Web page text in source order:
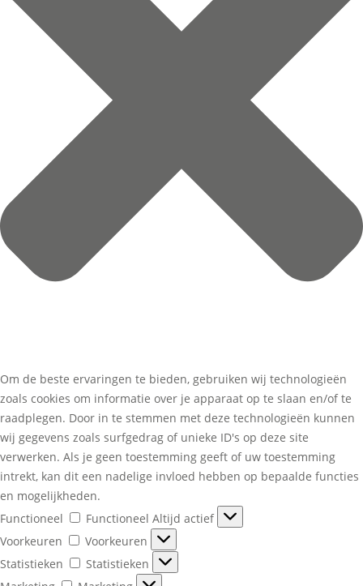
Om de beste ervaringen te bieden, gebruiken wij technologieën
zoals cookies om informatie over je apparaat op te slaan en/of te
raadplegen. Door in te stemmen met deze technologieën kunnen
wij gegevens zoals surfgedrag of unieke ID's op deze site
verwerken. Als je geen toestemming geeft of uw toestemming
intrekt, kan dit een nadelige invloed hebben op bepaalde functies
en mogelijkheden.
Functioneel
Functioneel Altijd actief
Voorkeuren
Voorkeuren
Statistieken
Statistieken